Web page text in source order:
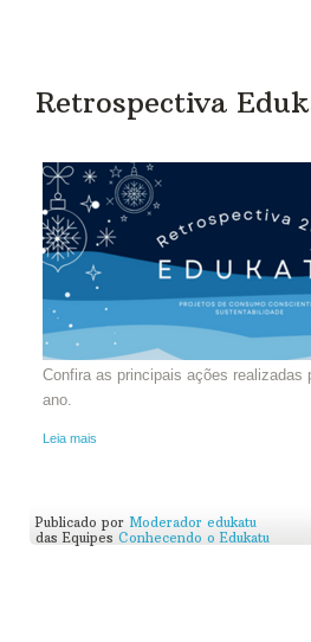
Retrospectiva
Confira as principais ações realizadas
ano.
Leia mais
Publicado por Moderador edukatu
das Equipes Conhecendo o Edukatu